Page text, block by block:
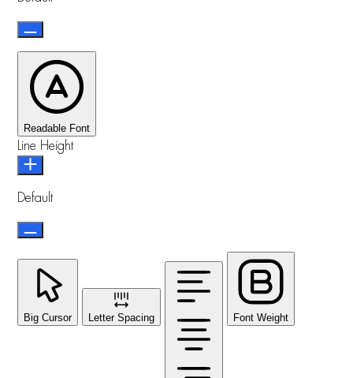
Readable Font
Line Height
Default
Big Cursor Letter Spacing Font Weight